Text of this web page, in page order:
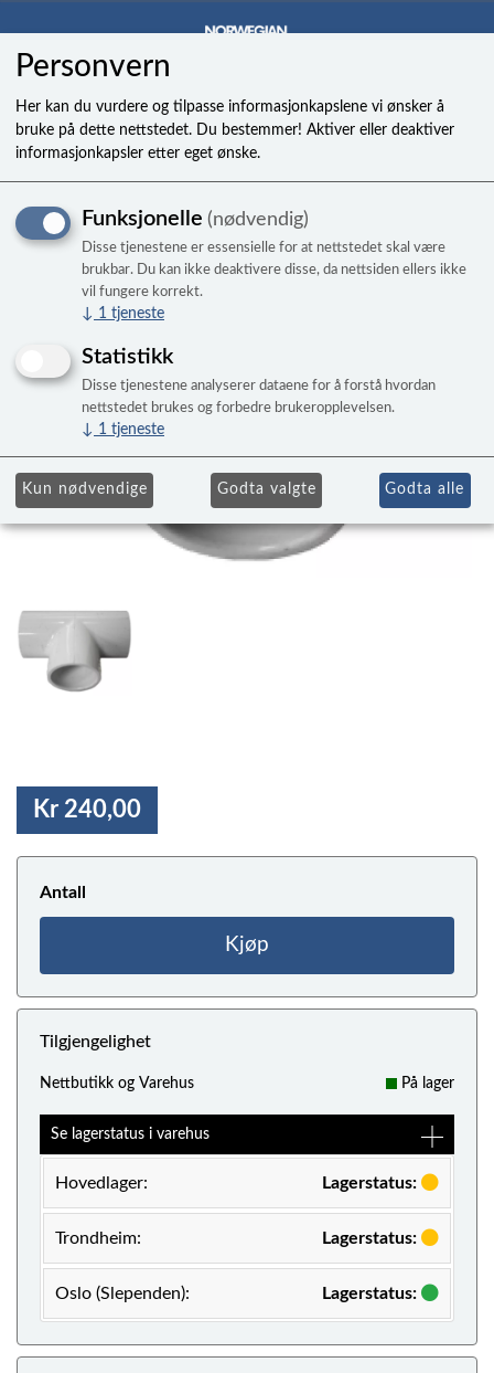
401-010 tee 1in sss
Kr 240,00
Antall
Kjøp
Tilgjengelighet
Nettbutikk og Varehus På lager
Se lagerstatus i varehus
Hovedlager: Lagerstatus:
Trondheim: Lagerstatus:
Oslo (Slependen): Lagerstatus:
Personvern
Her kan du vurdere og tilpasse informasjonkapslene vi ønsker å
bruke på dette nettstedet. Du bestemmer! Aktiver eller deaktiver
informasjonkapsler etter eget ønske.
Funksjonelle (nødvendig)
Disse tjenestene er essensielle for at nettstedet skal være
brukbar. Du kan ikke deaktivere disse, da nettsiden ellers ikke
vil fungere korrekt.
↓ 1 tjeneste
Statistikk
Disse tjenestene analyserer dataene for å forstå hvordan
nettstedet brukes og forbedre brukeropplevelsen.
↓ 1 tjeneste
Kun nødvendige Godta valgte Godta alle